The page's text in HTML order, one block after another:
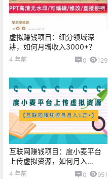
虚拟赚钱项目：细分领域深
耕，如何月增收入3000+？
4 年前 0 129
互联网赚钱项目：度小麦平台
上传虚拟资源，如何月入
10000+？
4 年前 0 951